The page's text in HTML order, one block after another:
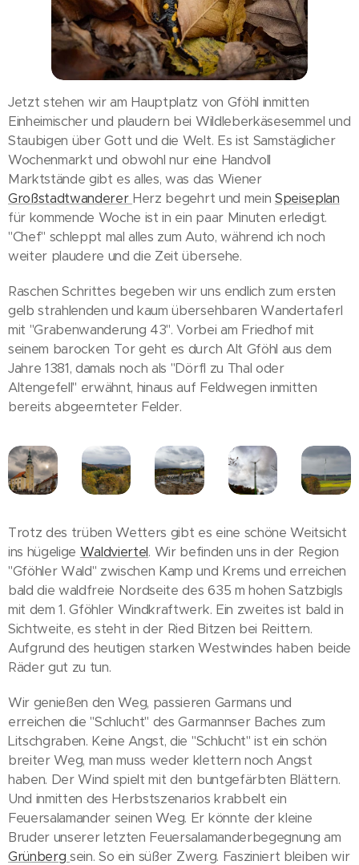
Jetzt stehen wir am Hauptplatz von Gföhl inmitten
Einheimischer und plaudern bei Wildleberkäsesemmel und
Staubigen über Gott und die Welt. Es ist Samstäglicher
Wochenmarkt und obwohl nur eine Handvoll
Marktstände gibt es alles, was das Wiener
Großstadtwanderer Herz begehrt und mein Speiseplan
für kommende Woche ist in ein paar Minuten erledigt.
"Chef" schleppt mal alles zum Auto, während ich noch
weiter plaudere und die Zeit übersehe.
Raschen Schrittes begeben wir uns endlich zum ersten
gelb strahlenden und kaum übersehbaren Wandertaferl
mit "Grabenwanderung 43". Vorbei am Friedhof mit
seinem barocken Tor geht es durch Alt Gföhl aus dem
Jahre 1381, damals noch als "Dörfl zu Thal oder
Altengefell" erwähnt, hinaus auf Feldwegen inmitten
bereits abgeernteter Felder.
Trotz des trüben Wetters gibt es eine schöne Weitsicht
ins hügelige Waldviertel. Wir befinden uns in der Region
"Gföhler Wald" zwischen Kamp und Krems und erreichen
bald die waldfreie Nordseite des 635 m hohen Satzbigls
mit dem 1. Gföhler Windkraftwerk. Ein zweites ist bald in
Sichtweite, es steht in der Ried Bitzen bei Reittern.
Aufgrund des heutigen starken Westwindes haben beide
Räder gut zu tun.
Wir genießen den Weg, passieren Garmans und
erreichen die "Schlucht" des Garmannser Baches zum
Litschgraben. Keine Angst, die "Schlucht" ist ein schön
breiter Weg, man muss weder klettern noch Angst
haben. Der Wind spielt mit den buntgefärbten Blättern.
Und inmitten des Herbstszenarios krabbelt ein
Feuersalamander seinen Weg. Er könnte der kleine
Bruder unserer letzten Feuersalamanderbegegnung am
Grünbergsein. So ein süßer Zwerg. Fasziniert bleiben wir